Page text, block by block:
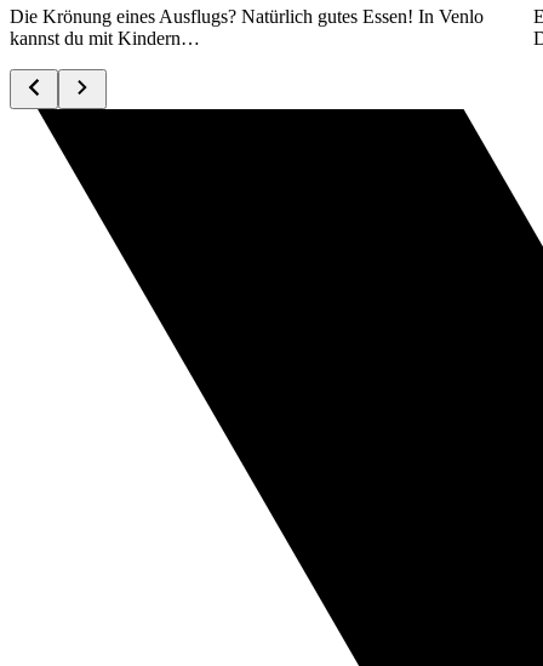
Die Krönung eines Ausflugs? Natürlich gutes Essen! In Venlo
kannst du mit Kindern…